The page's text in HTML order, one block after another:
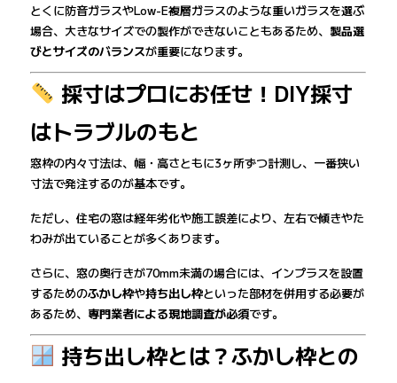
とくに防音ガラスやLow-E複層ガラスのような重いガラスを選ぶ
場合、大きなサイズでの製作ができないこともあるため、製品選
びとサイズのバランスが重要になります。
採寸はプロにお任せ！DIY採寸
はトラブルのもと
窓枠の内々寸法は、幅・高さともに3ヶ所ずつ計測し、一番狭い
寸法で発注するのが基本です。
ただし、住宅の窓は経年劣化や施工誤差により、左右で傾きやた
わみが出ていることが多くあります。
さらに、窓の奥行きが70mm未満の場合には、インプラスを設置
するためのふかし枠や持ち出し枠といった部材を併用する必要が
あるため、 専門業者による現地調査が必須です。
持ち出し枠とは？ふかし枠との